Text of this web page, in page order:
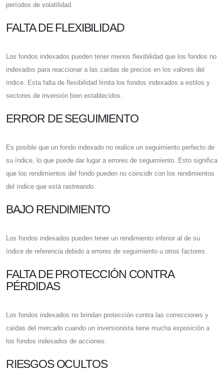
períodos de volatilidad.
FALTA DE FLEXIBILIDAD
Los fondos indexados pueden tener menos flexibilidad que los fondos no
indexados para reaccionar a las caídas de precios en los valores del
índice. Esta falta de flexibilidad limita los fondos indexados a estilos y
sectores de inversión bien establecidos.
ERROR DE SEGUIMIENTO
Es posible que un fondo indexado no realice un seguimiento perfecto de
su índice, lo que puede dar lugar a errores de seguimiento. Esto significa
que los rendimientos del fondo pueden no coincidir con los rendimientos
del índice que está rastreando.
BAJO RENDIMIENTO
Los fondos indexados pueden tener un rendimiento inferior al de su
índice de referencia debido a errores de seguimiento u otros factores.
FALTA DE PROTECCIÓN CONTRA
PÉRDIDAS
Los fondos indexados no brindan protección contra las correcciones y
caídas del mercado cuando un inversionista tiene mucha exposición a
los fondos indexados de acciones.
RIESGOS OCULTOS